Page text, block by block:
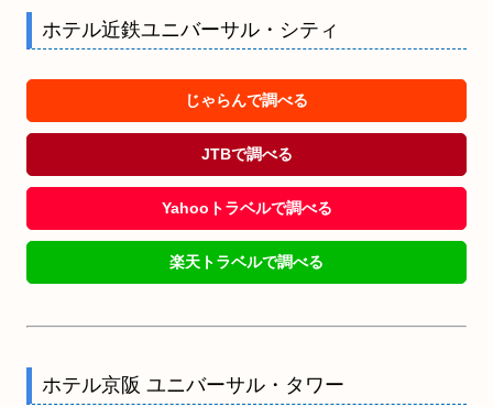
ホテル近鉄ユニバーサル・シティ
じゃらんで調べる
JTBで調べる
Yahooトラベルで調べる
楽天トラベルで調べる
ホテル京阪 ユニバーサル・タワー